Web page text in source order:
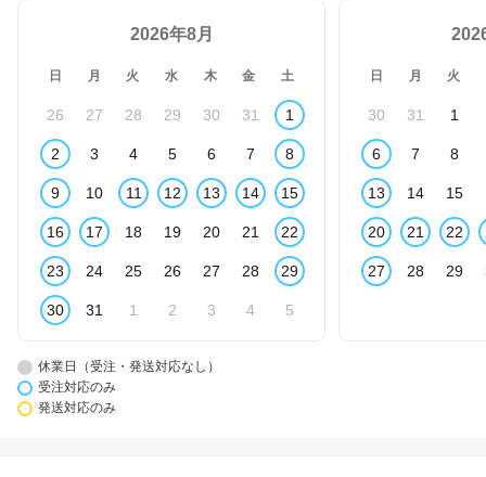
2026年8月
日 月 火 水 木 金 土
26 27 28 29 30 31 1
2 3 4 5 6 7 8
9 10 11 12 13 14 15
16 17 18 19 20 21 22
23 24 25 26 27 28 29
30 31 1 2 3 4 5
日 月 火
30 31 1
6 7 8
13 14 15
20 21 22
27 28 29
休業日（受注・発送対応なし）
受注対応のみ
発送対応のみ